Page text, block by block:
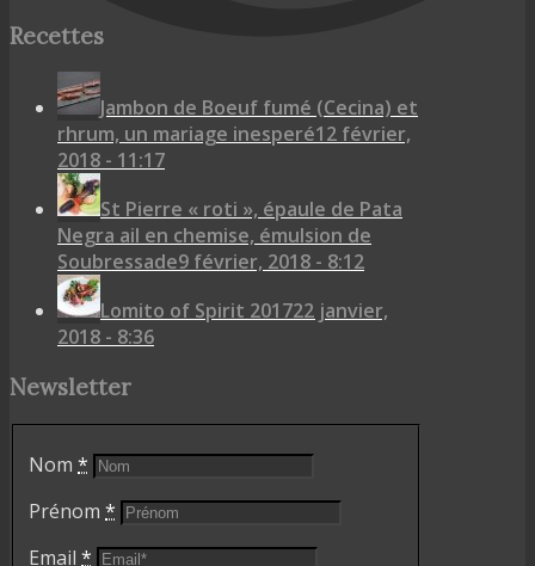
Recettes
Jambon de Boeuf fumé (Cecina) et
rhrum, un mariage inesperé12 février,
2018 - 11:17
St Pierre « roti », épaule de Pata
Negra ail en chemise, émulsion de
Soubressade9 février, 2018 - 8:12
Lomito of Spirit 201722 janvier,
2018 - 8:36
Newsletter
Nom *
Prénom *
Email *